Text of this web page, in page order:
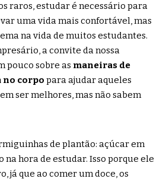
raros, estudar é necessário para
uma vida mais confortável, mas
na vida de muitos estudantes.
a convite da nossa
pouco sobre as maneiras de
no corpo para ajudar aqueles
ser melhores, mas não sabem
de plantão: açúcar em
na hora de estudar. Isso porque ele
já que ao comer um doce, os